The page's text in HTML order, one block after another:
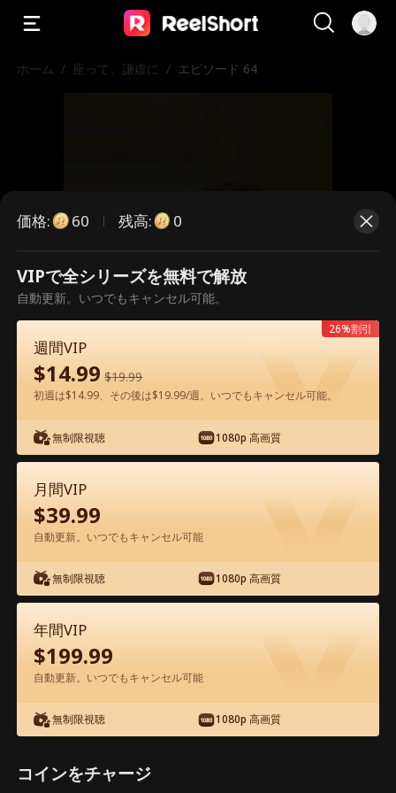
ホーム / 座って、謙虚に / エピソード 64
こちらは有料のエピソードです。視
聴いただくには解放が必要です。
60今すぐ解放
アプリ内で無料視聴可能
エピソード64 - 座って、謙虚に 映画フ
ル
64 65 66 67 68
価格: 60 残高: 0
VIPで全シリーズを無料で解放
自動更新。いつでもキャンセル可能。
週間VIP
$14.99 $19.99
初週は$14.99、その後は$19.99/週。いつでもキャンセル可能。
無制限視聴 1080p 高画質
26%割引
月間VIP
$39.99
自動更新。いつでもキャンセル可能
無制限視聴 1080p 高画質
年間VIP
$199.99
自動更新。いつでもキャンセル可能
無制限視聴 1080p 高画質
コインをチャージ